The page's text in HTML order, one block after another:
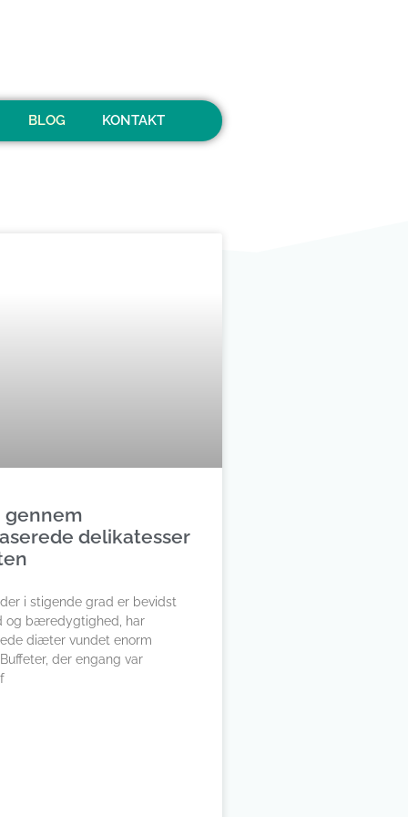
BLOG KONTAKT
gennem
delikatesser
i stigende grad er bevidst
og bæredygtighed, har
diæter vundet enorm
der engang var